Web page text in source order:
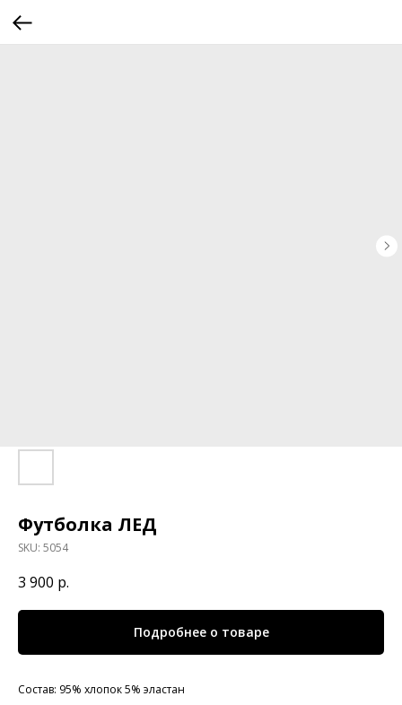
Футболка ЛЕД
SKU: 5054
3 900 р.
Подробнее о товаре
Состав: 95% хлопок 5% эластан